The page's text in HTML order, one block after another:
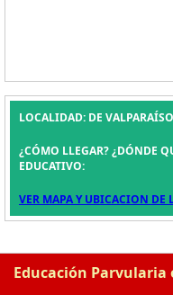
LOCALIDAD: DE
¿CÓMO LLEGAR? ¿DÓNDE
EDUCATIVO:
VER MAPA Y UBICACION DE
Educación Parvularia